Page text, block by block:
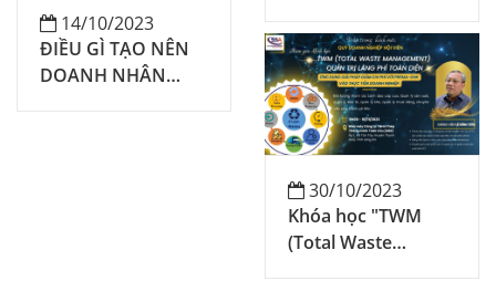
14/10/2023
ĐIỀU GÌ TẠO NÊN
DOANH NHÂN
10/2023
30/10/2023
Khóa học "TWM
(Total Waste